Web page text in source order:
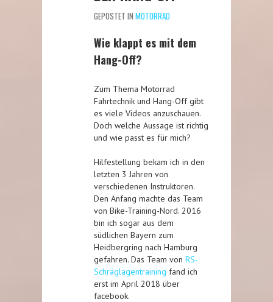
GEPOSTET IN MOTORRAD
Wie klappt es mit dem
Hang-Off?
Zum Thema Motorrad
Fahrtechnik und Hang-Off gibt
es viele Videos anzuschauen.
Doch welche Aussage ist richtig
und wie passt es für mich?
Hilfestellung bekam ich in den
letzten 3 Jahren von
verschiedenen Instruktoren.
Den Anfang machte das Team
von Bike-Training-Nord. 2016
bin ich sogar aus dem
südlichen Bayern zum
Heidbergring nach Hamburg
gefahren. Das Team von RS-
Schräglagentraining fand ich
erst im April 2018 über
facebook.